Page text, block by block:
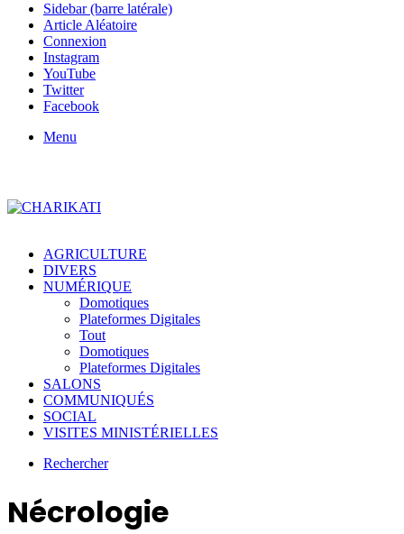
Sidebar (barre latérale)
Article Aléatoire
Connexion
Instagram
YouTube
Twitter
Facebook
Menu
AGRICULTURE
DIVERS
NUMÉRIQUE
Domotiques
Plateformes Digitales
Tout
Domotiques
Plateformes Digitales
SALONS
COMMUNIQUÉS
SOCIAL
VISITES MINISTÉRIELLES
Rechercher
Nécrologie